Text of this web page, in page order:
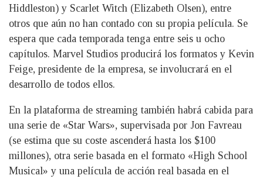
Hiddleston) y Scarlet Witch (Elizabeth Olsen), entre
otros que aún no han contado con su propia película. Se
espera que cada temporada tenga entre seis u ocho
capítulos. Marvel Studios producirá los formatos y Kevin
Feige, presidente de la empresa, se involucrará en el
desarrollo de todos ellos.
En la plataforma de streaming también habrá cabida para
una serie de «Star Wars», supervisada por Jon Favreau
(se estima que su coste ascenderá hasta los $100
millones), otra serie basada en el formato «High School
Musical» y una película de acción real basada en el